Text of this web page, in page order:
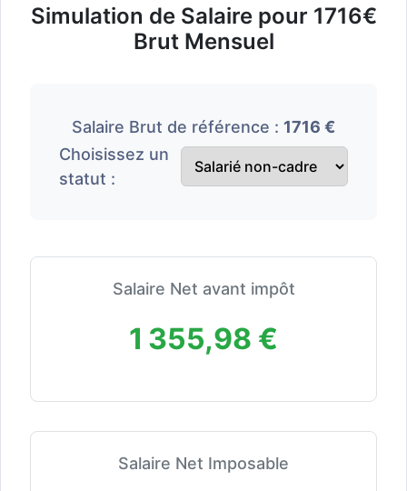
Simulation de Salaire pour 1716€
Brut Mensuel
Salaire Brut de référence : 1716 €
Choisissez un
statut :
Salaire Net avant impôt
1 355,98 €
Salaire Net Imposable